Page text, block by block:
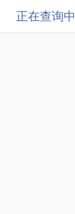
正在查询中